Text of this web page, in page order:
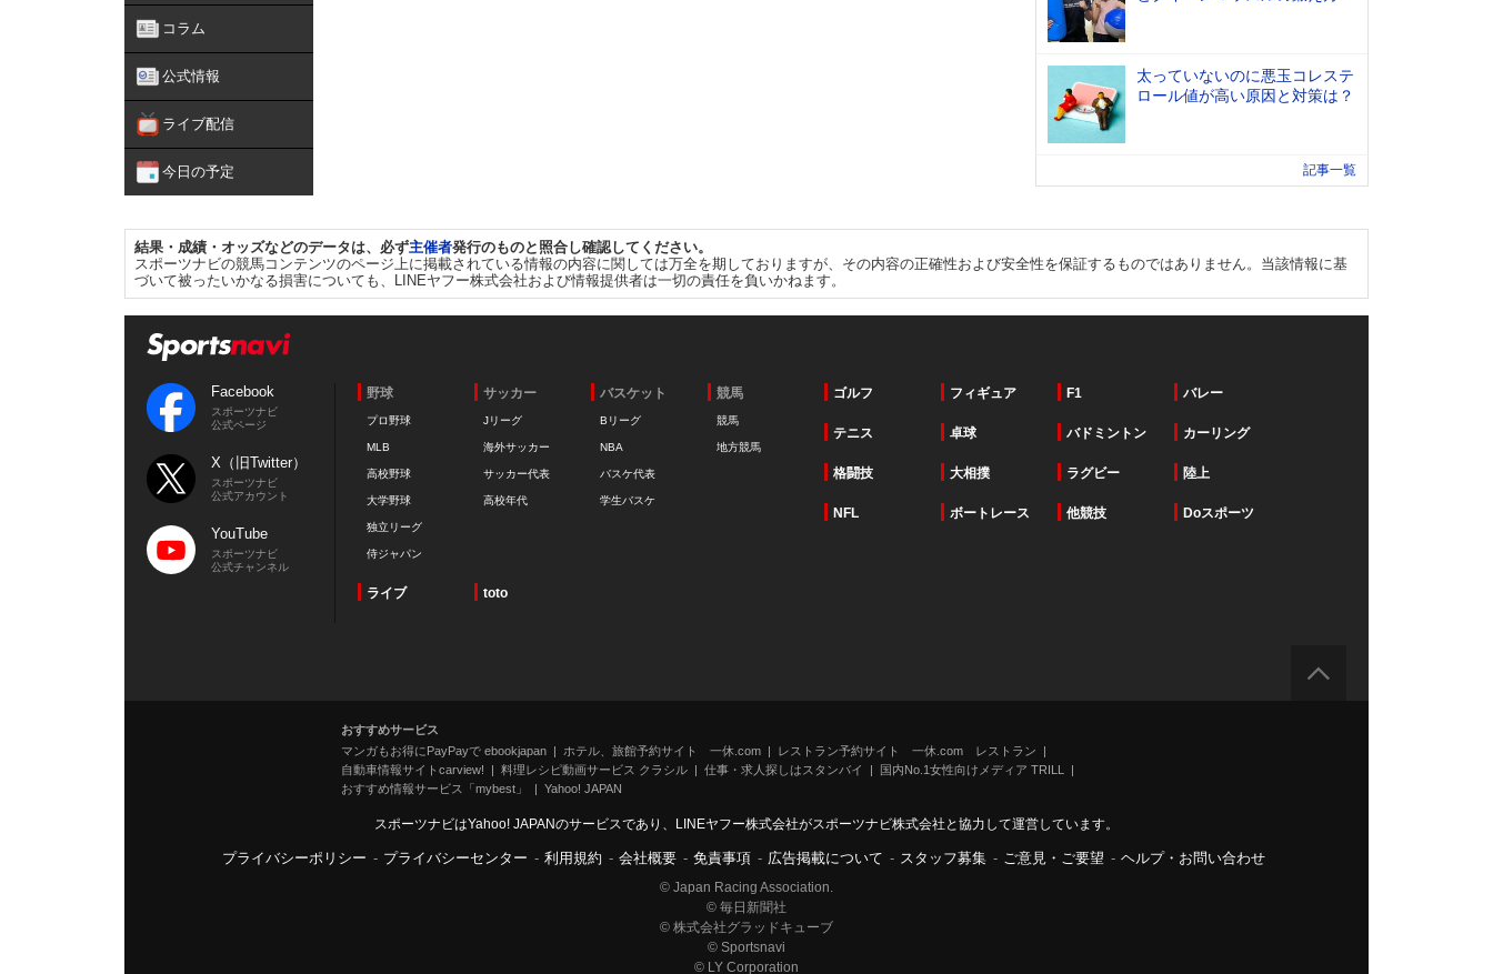
コラム
公式情報
ライブ配信
今日の予定
太っていないのに悪玉コレステ
ロール値が高い原因と対策は？
記事一覧
結果・成績・オッズなどのデータは、必ず主催者発行のものと照合し確認してください。
スポーツナビの競馬コンテンツのページ上に掲載されている情報の内容に関しては万全を期しておりますが、その内容の正確性および安全性を保証するものではありません。当該情報に基
づいて被ったいかなる損害についても、LINEヤフー株式会社および情報提供者は一切の責任を負いかねます。
Facebook
スポーツナビ
公式ページ
X（旧Twitter）
スポーツナビ
公式アカウント
YouTube
スポーツナビ
公式チャンネル
野球
プロ野球
MLB
高校野球
大学野球
独立リーグ
侍ジャパン
サッカー
Jリーグ
海外サッカー
サッカー代表
高校年代
バスケット
Bリーグ
NBA
バスケ代表
学生バスケ
競馬
競馬
地方競馬
ゴルフ フィギュア F1 バレー
テニス 卓球 バドミントン カーリング
格闘技 大相撲 ラグビー 陸上
NFL ボートレース 他競技 Doスポーツ
ライブ toto
おすすめサービス
マンガもお得にPayPayで ebookjapan
ホテル、旅館予約サイト 一休.com
レストラン予約サイト 一休.com レストラン
自動車情報サイトcarview!
料理レシピ動画サービス クラシル 仕事・求人探しはスタンバイ
国内No.1女性向けメディア TRILL
おすすめ情報サービス「mybest」
Yahoo! JAPAN
スポーツナビはYahoo! JAPANのサービスであり、LINEヤフー株式会社がスポーツナビ株式会社と協力して運営しています。
プライバシーポリシー - プライバシーセンター - 利用規約 - 会社概要 - 免責事項 - 広告掲載について - スタッフ募集 - ご意見・ご要望 - ヘルプ・お問い合わせ
© Japan Racing Association.
© 毎日新聞社
© 株式会社グラッドキューブ
© Sportsnavi
© LY Corporation